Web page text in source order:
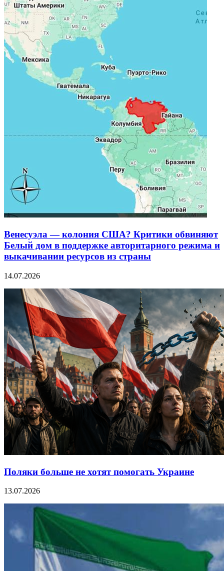
Венесуэла — колония США? Критики обвиняют
Белый дом в поддержке авторитарного режима и
выкачивании ресурсов из страны
14.07.2026
Поляки больше не хотят помогать Украине
13.07.2026